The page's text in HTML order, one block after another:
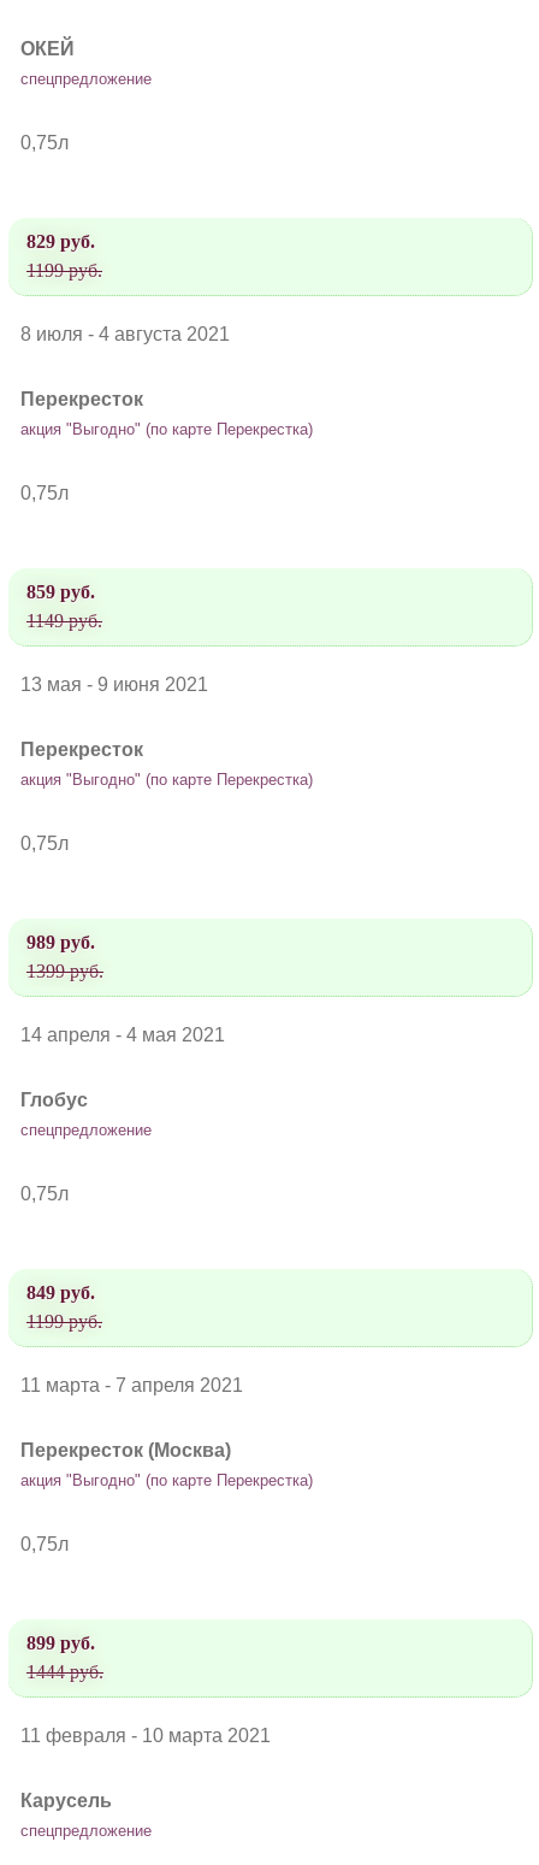
ОКЕЙ
спецпредложение
0,75л
829 руб.
1199 руб.
8 июля - 4 августа 2021
Перекресток
акция "Выгодно" (по карте Перекрестка)
0,75л
859 руб.
1149 руб.
13 мая - 9 июня 2021
Перекресток
акция "Выгодно" (по карте Перекрестка)
0,75л
989 руб.
1399 руб.
14 апреля - 4 мая 2021
Глобус
спецпредложение
0,75л
849 руб.
1199 руб.
11 марта - 7 апреля 2021
Перекресток (Москва)
акция "Выгодно" (по карте Перекрестка)
0,75л
899 руб.
1444 руб.
11 февраля - 10 марта 2021
Карусель
спецпредложение